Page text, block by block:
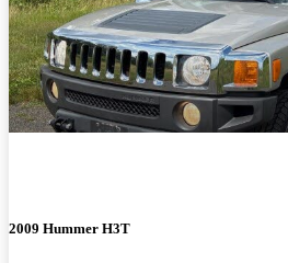
2009 Hummer H3T